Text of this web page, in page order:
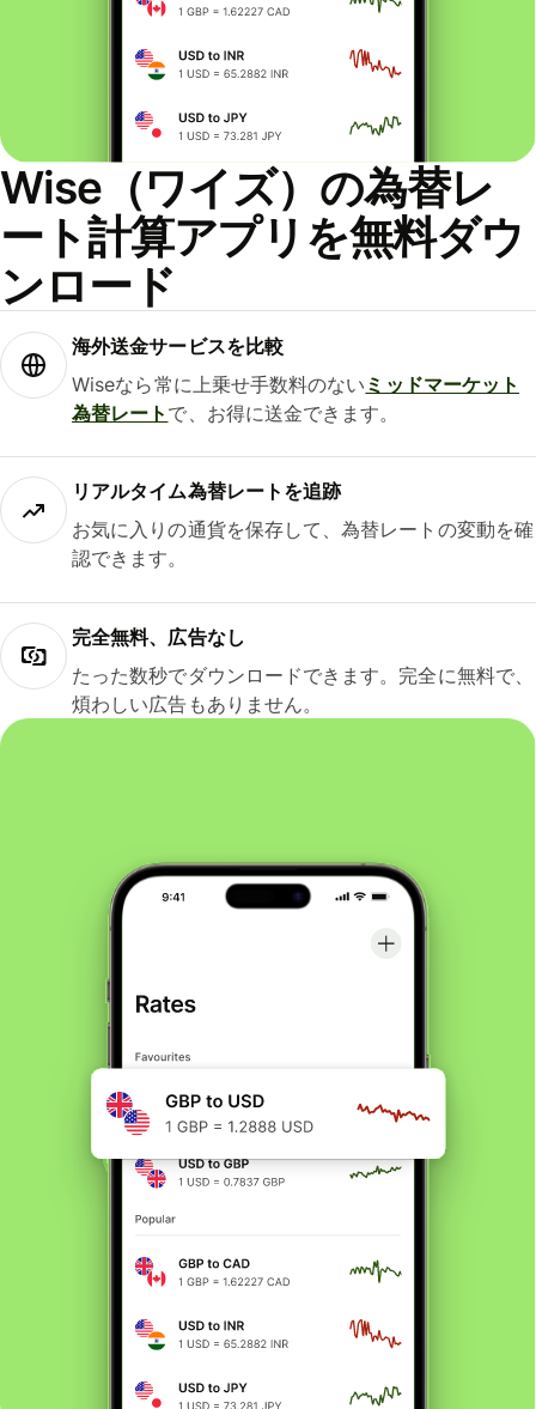
Wise（ワイズ）の為替レ
ート計算アプリを無料ダウ
ンロード
海外送金サービスを比較
Wiseなら常に上乗せ手数料のない ミッドマーケット
為替レート で、お得に送金できます。
リアルタイム為替レートを追跡
お気に入りの通貨を保存して、為替レートの変動を確
認できます。
完全無料、広告なし
たった数秒でダウンロードできます。完全に無料で、
煩わしい広告もありません。